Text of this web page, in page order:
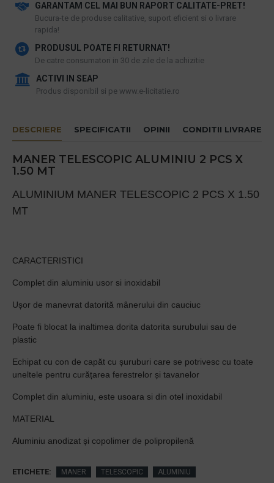
GARANTAM CEL MAI BUN RAPORT CALITATE-PRET!
​Bucura-te de produse calitative, suport eficient si o livrare
rapida!
PRODUSUL POATE FI RETURNAT!
De catre consumatori in 30 de zile de la achizitie
ACTIVI IN SEAP
Produs disponibil si pe www.e-licitatie.ro
DESCRIERE SPECIFICATII OPINII CONDITII LIVRARE
MANER TELESCOPIC ALUMINIU 2 PCS X
1.50 MT
ALUMINIUM MANER TELESCOPIC 2 PCS X 1.50
MT
CARACTERISTICI
Complet din aluminiu usor si inoxidabil
Ușor de manevrat datorită mânerului din cauciuc
Poate fi blocat la inaltimea dorita datorita surubului sau de
plastic
Echipat cu con de capăt cu șuruburi care se potrivesc cu toate
uneltele pentru curățarea ferestrelor și tavanelor
Complet din aluminiu, este usoara si din otel inoxidabil
MATERIAL
Aluminiu anodizat și copolimer de polipropilenă
ETICHETE: MANER TELESCOPIC ALUMINIU